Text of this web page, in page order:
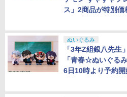
ス」2商品が特別価
ぬいぐるみ
「3年Z組銀八先生
「青春☆ぬいぐる
6日10時より予約開